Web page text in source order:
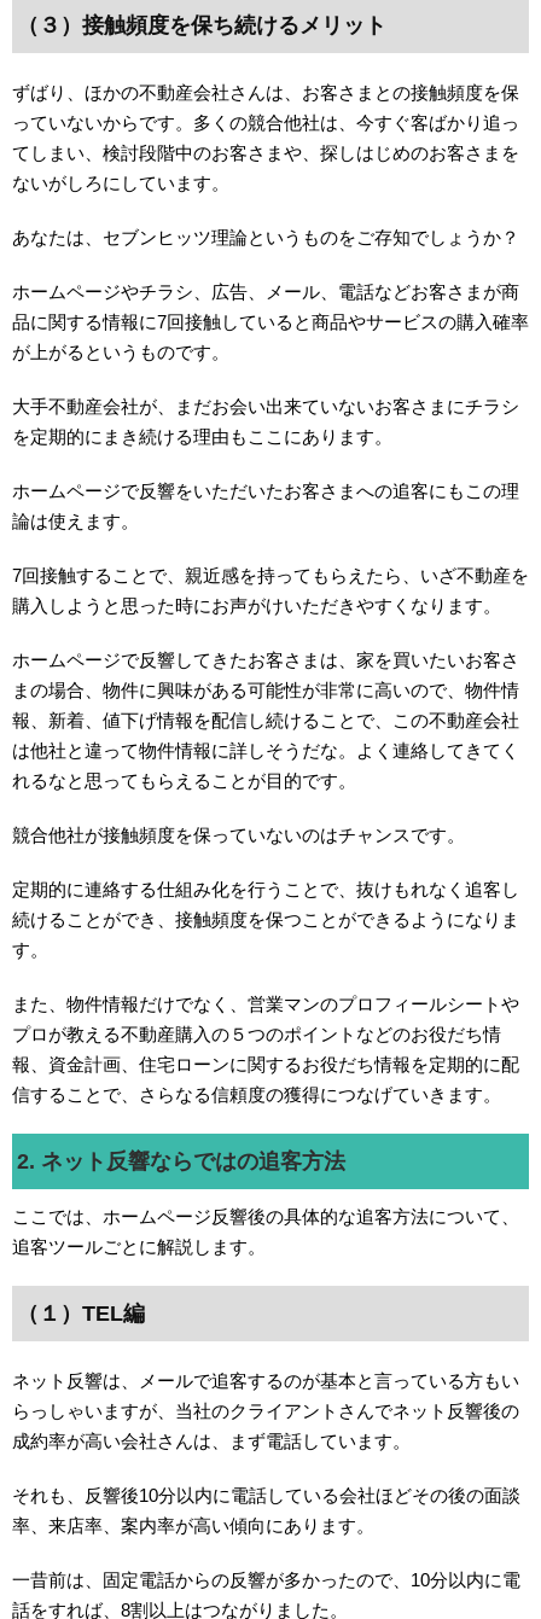
（３）接触頻度を保ち続けるメリット
ずばり、ほかの不動産会社さんは、お客さまとの接触頻度を保
っていないからです。多くの競合他社は、今すぐ客ばかり追っ
てしまい、検討段階中のお客さまや、探しはじめのお客さまを
ないがしろにしています。
あなたは、セブンヒッツ理論というものをご存知でしょうか？
ホームページやチラシ、広告、メール、電話などお客さまが商
品に関する情報に7回接触していると商品やサービスの購入確率
が上がるというものです。
大手不動産会社が、まだお会い出来ていないお客さまにチラシ
を定期的にまき続ける理由もここにあります。
ホームページで反響をいただいたお客さまへの追客にもこの理
論は使えます。
7回接触することで、親近感を持ってもらえたら、いざ不動産を
購入しようと思った時にお声がけいただきやすくなります。
ホームページで反響してきたお客さまは、家を買いたいお客さ
まの場合、物件に興味がある可能性が非常に高いので、物件情
報、新着、値下げ情報を配信し続けることで、この不動産会社
は他社と違って物件情報に詳しそうだな。よく連絡してきてく
れるなと思ってもらえることが目的です。
競合他社が接触頻度を保っていないのはチャンスです。
定期的に連絡する仕組み化を行うことで、抜けもれなく追客し
続けることができ、接触頻度を保つことができるようになりま
す。
また、物件情報だけでなく、営業マンのプロフィールシートや
プロが教える不動産購入の５つのポイントなどのお役だち情
報、資金計画、住宅ローンに関するお役だち情報を定期的に配
信することで、さらなる信頼度の獲得につなげていきます。
2. ネット反響ならではの追客方法
ここでは、ホームページ反響後の具体的な追客方法について、
追客ツールごとに解説します。
（１）TEL編
ネット反響は、メールで追客するのが基本と言っている方もい
らっしゃいますが、当社のクライアントさんでネット反響後の
成約率が高い会社さんは、まず電話しています。
それも、反響後10分以内に電話している会社ほどその後の面談
率、来店率、案内率が高い傾向にあります。
一昔前は、固定電話からの反響が多かったので、10分以内に電
話をすれば、8割以上はつながりました。